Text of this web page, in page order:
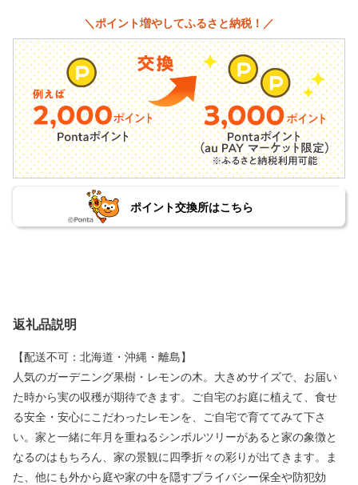
＼ポイント増やしてふるさと納税！／
ポイント交換所はこちら
返礼品説明
【配送不可：北海道・沖縄・離島】
人気のガーデニング果樹・レモンの木。大きめサイズで、お届い
た時から実の収穫が期待できます。ご自宅のお庭に植えて、食せ
る安全・安心にこだわったレモンを、ご自宅で育ててみて下さ
い。家と一緒に年月を重ねるシンボルツリーがあると家の象徴と
なるのはもちろん、家の景観に四季折々の彩りが出てきます。ま
た、他にも外から庭や家の中を隠すプライバシー保全や防犯効